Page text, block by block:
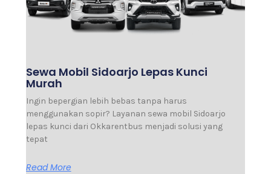
Sewa Mobil Sidoarjo Lepas Kunci
Murah
Ingin bepergian lebih bebas tanpa harus
menggunakan sopir? Layanan sewa mobil Sidoarjo
lepas kunci dari Okkarentbus menjadi solusi yang
tepat
Read More